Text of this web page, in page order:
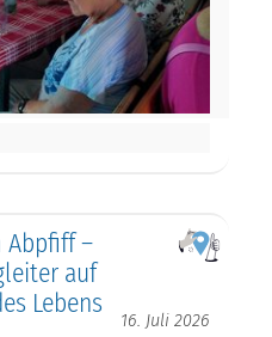
Abpfiff –
auf
Lebens
16. Juli 2026